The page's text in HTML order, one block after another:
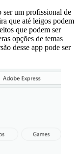
ser um profissional de
que até leigos podem
que podem ser
opções de temas
desse app pode ser